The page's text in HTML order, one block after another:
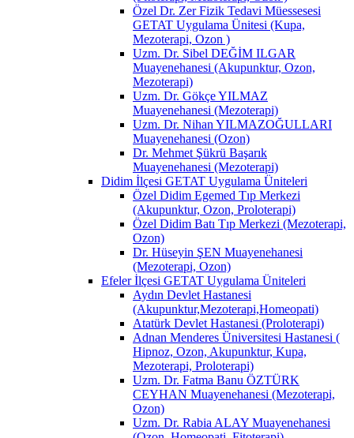
Özel Dr. Zer Fizik Tedavi Müessesesi
GETAT Uygulama Ünitesi (Kupa,
Mezoterapi, Ozon )
Uzm. Dr. Sibel DEĞİM ILGAR
Muayenehanesi (Akupunktur, Ozon,
Mezoterapi)
Uzm. Dr. Gökçe YILMAZ
Muayenehanesi (Mezoterapi)
Uzm. Dr. Nihan YILMAZOĞULLARI
Muayenehanesi (Ozon)
Dr. Mehmet Şükrü Başarık
Muayenehanesi (Mezoterapi)
Didim İlçesi GETAT Uygulama Üniteleri
Özel Didim Egemed Tıp Merkezi
(Akupunktur, Ozon, Proloterapi)
Özel Didim Batı Tıp Merkezi (Mezoterapi,
Ozon)
Dr. Hüseyin ŞEN Muayenehanesi
(Mezoterapi, Ozon)
Efeler İlçesi GETAT Uygulama Üniteleri
Aydın Devlet Hastanesi
(Akupunktur,Mezoterapi,Homeopati)
Atatürk Devlet Hastanesi (Proloterapi)
Adnan Menderes Üniversitesi Hastanesi (
Hipnoz, Ozon, Akupunktur, Kupa,
Mezoterapi, Proloterapi)
Uzm. Dr. Fatma Banu ÖZTÜRK
CEYHAN Muayenehanesi (Mezoterapi,
Ozon)
Uzm. Dr. Rabia ALAY Muayenehanesi